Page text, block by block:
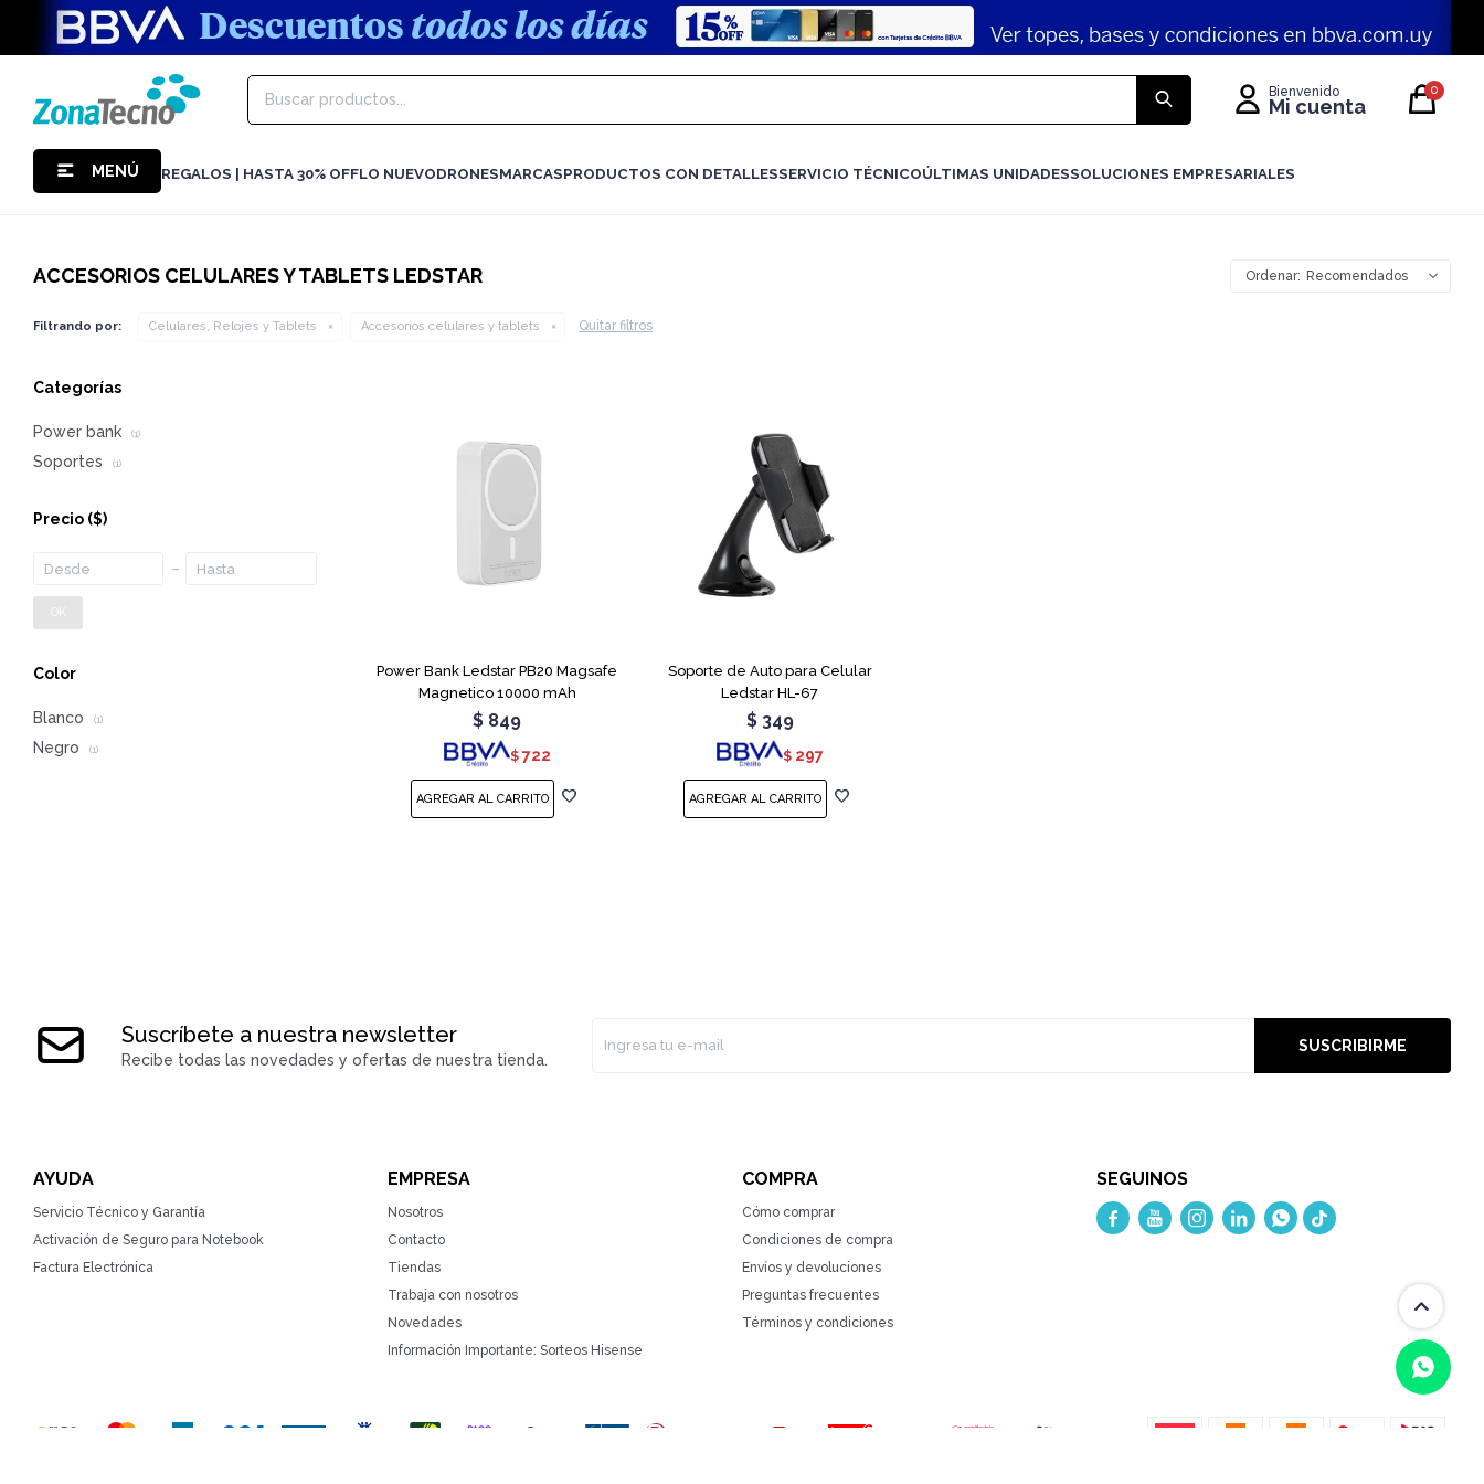
MENÚ REGALOS | HASTA 30% OFFLO NUEVODRONESMARCASPRODUCTOS CON DETALLESSERVICIO TÉCNICOÚLTIMAS UNIDADESSOLUCIONES EMPRESARIALES
0
ACCESORIOS CELULARES Y TABLETS LEDSTAR Recomendados
Filtrando por: Celulares, Relojes y Tablets Accesorios celulares y tablets Quitar filtros
Power Bank Ledstar PB20 Magsafe
Magnetico 10000 mAh
$ 849
$ 722
Soporte de Auto para Celular
Ledstar HL-67
$ 349
$ 297
Categorías
Power bank (1)
Soportes (1)
Precio ($)
OK
Color
Blanco (1)
Negro (1)
Suscríbete a nuestra newsletter
Recibe todas las novedades y ofertas de nuestra tienda.
SUSCRIBIRME
AYUDA
Servicio Técnico y Garantía
Activación de Seguro para Notebook
Factura Electrónica
EMPRESA
Nosotros
Contacto
Tiendas
Trabaja con nosotros
Novedades
Información Importante: Sorteos Hisense
COMPRA
Cómo comprar
Condiciones de compra
Envíos y devoluciones
Preguntas frecuentes
Términos y condiciones
SEGUINOS
    